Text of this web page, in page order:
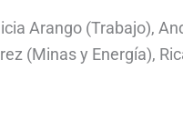
Arango (Trabajo),
(Minas y Energía),